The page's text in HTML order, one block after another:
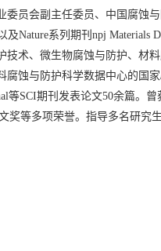
委员会副主任委员、中国腐蚀
及Nature系列期刊npj Materials
技术、微生物腐蚀与防护、材
腐蚀与防护科学数据中心的国家
等SCI期刊发表论文50余篇。
奖等多项荣誉。指导多名研究